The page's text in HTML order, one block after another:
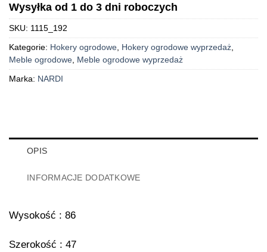
Wysyłka od 1 do 3 dni roboczych
SKU: 1115_192
Kategorie: Hokery ogrodowe Hokery ogrodowe wyprzedaż
Meble ogrodowe Meble ogrodowe wyprzedaż
Marka: NARDI
OPIS
INFORMACJE DODATKOWE
Wysokość : 86
Szerokość : 47